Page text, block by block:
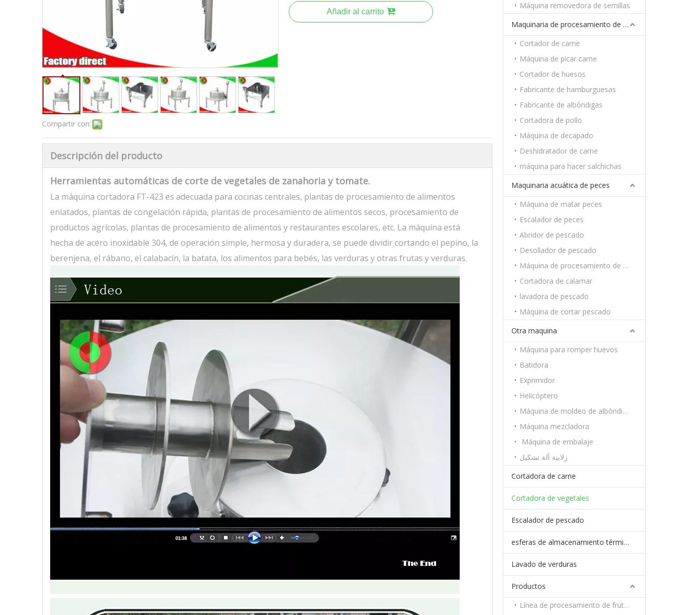
Compartir con:
Añadir al carrito
Descripción del producto
Herramientas automáticas de corte de vegetales de zanahoria y tomate.
La máquina cortadora FT-423 es adecuada para cocinas centrales, plantas de procesamiento de alimentos
enlatados, plantas de congelación rápida, plantas de procesamiento de alimentos secos, procesamiento de
productos agrícolas, plantas de procesamiento de alimentos y restaurantes escolares, etc. La máquina está
hecha de acero inoxidable 304, de operación simple, hermosa y duradera, se puede dividir cortando el pepino, la
berenjena, el rábano, el calabacín, la batata, los alimentos para bebés, las verduras y otras frutas y verduras.
Máquina removedora de semillas
Maquinaria de procesamiento de carne
Cortador de carne
Máquina de picar carne
Cortador de huesos
Fabricante de hamburguesas
Fabricante de albóndigas
Cortadora de pollo
Máquina de decapado
Deshidratador de carne
máquina para hacer salchichas
Maquinaria acuática de peces
Máquina de matar peces
Escalador de peces
Abridor de pescado
Desollador de pescado
Máquina de procesamiento de camarón
Cortadora de calamar
lavadora de pescado
Máquina de cortar pescado
Otra maquina
Máquina para romper huevos
Batidora
Exprimidor
Helicóptero
Máquina de moldeo de albóndigas
Máquina mezcladora
Máquina de embalaje
زلابية آلة تشكيل
Cortadora de carne
Cortadora de vegetales
Escalador de pescado
esferas de almacenamiento térmico de cambio de fase
Lavado de verduras
Productos
Línea de procesamiento de frutas y verduras.